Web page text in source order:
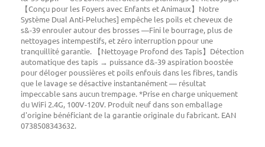
【Conçu pour les Foyers avec Enfants et Animaux】Notre
Système Dual Anti-Peluches] empêche les poils et cheveux de
s&-39 enrouler autour des brosses —Fini le bourrage, plus de
nettoyages intempestifs, et zéro interruption ppour une
tranquillité garantie. 【Nettoyage Profond des Tapis】Détection
automatique des tapis → puissance d&-39 aspiration boostée
pour déloger poussières et poils enfouis dans les fibres, tandis
que le lavage se désactive instantanément — résultat
impeccable sans aucun trempage. *Prise en charge uniquement
du WiFi 2.4G, 100V-120V. Produit neuf dans son emballage
d'origine bénéficiant de la garantie originale du fabricant. EAN
0738508343632.